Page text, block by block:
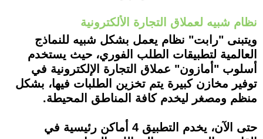
نظام شبيه لعملاق التجارة الألكترونية
ويتبنى "رابت" نظام يعمل بشكل شبيه للنماذج
العالمية لتطبيقات الطلب الفوري، حيث يستخدم
أسلوب "أمازون" عملاق التجارة الإلكترونية في
توفير مخازن كبيرة يتم تخزين الطلبات فيها، بشكل
منظم ومصغر ليخدم كافة المناطق المحيطة.
حتى الآن، يخدم التطبيق 4 أماكن رئيسية في